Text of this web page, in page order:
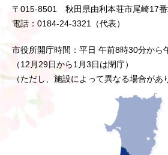
〒015-8501 秋田県由利本荘市尾崎17
電話：0184-24-3321（代表）
市役所開庁時間：平日 午前8時30分から
（12月29日から1月3日は閉庁）
（ただし、施設によって異なる場合があ